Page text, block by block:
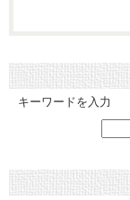
キーワードを入力